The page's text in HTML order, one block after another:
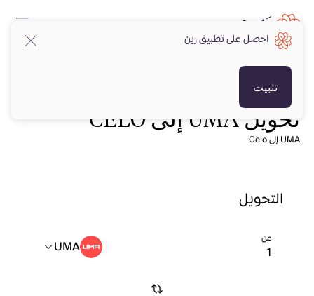
تحويل UMA إلى CELO
UMA إلى Celo
التحويل
من UMA
احصل على تطبيق رين
تثبيت